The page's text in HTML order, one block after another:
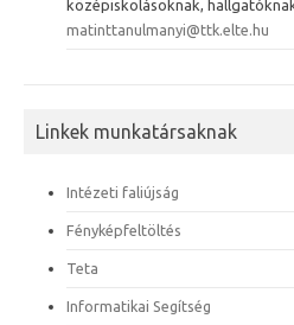
középiskolásoknak,
matinttanulmanyi@ttk.elte.hu
Linkek munkatársaknak
Intézeti faliújság
Fényképfeltöltés
Teta
Informatikai Segítség